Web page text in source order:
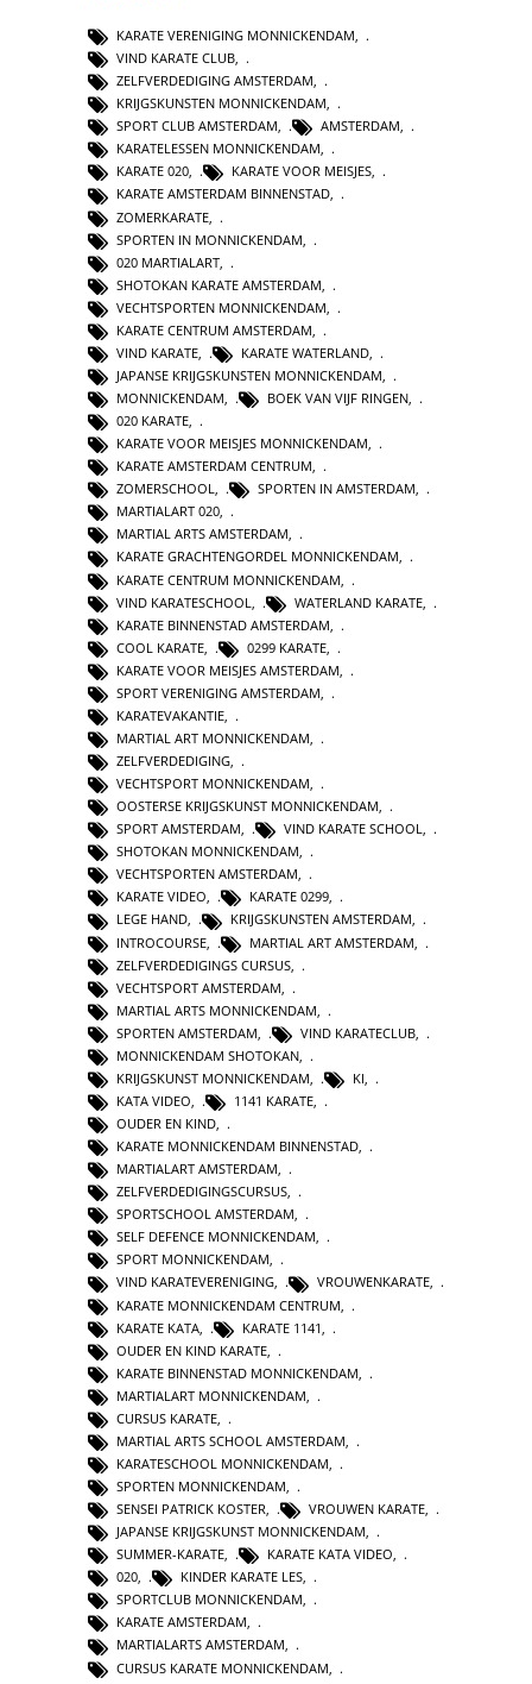
KARATE VERENIGING MONNICKENDAM,
VIND KARATE CLUB,
ZELFVERDEDIGING AMSTERDAM,
KRIJGSKUNSTEN MONNICKENDAM,
SPORT CLUB AMSTERDAM, AMSTERDAM,
KARATELESSEN MONNICKENDAM,
KARATE 020, KARATE VOOR MEISJES,
KARATE AMSTERDAM BINNENSTAD,
ZOMERKARATE
SPORTEN IN MONNICKENDAM
020 MARTIALART
SHOTOKAN KARATE AMSTERDAM
VECHTSPORTEN MONNICKENDAM
KARATE CENTRUM AMSTERDAM
VIND KARATE
KARATE WATERLAND
JAPANSE KRIJGSKUNSTEN MONNICKENDAM
MONNICKENDAM, BOEK VAN VIJF RINGEN,
020 KARATE,
KARATE VOOR MEISJES MONNICKENDAM,
KARATE AMSTERDAM CENTRUM,
ZOMERSCHOOL, SPORTEN IN AMSTERDAM,
MARTIALART 020,
MARTIAL ARTS AMSTERDAM,
KARATE GRACHTENGORDEL MONNICKENDAM,
KARATE CENTRUM MONNICKENDAM
VIND KARATESCHOOL
WATERLAND KARATE
KARATE BINNENSTAD AMSTERDAM
COOL KARATE
0299 KARATE
KARATE VOOR MEISJES AMSTERDAM
SPORT VERENIGING AMSTERDAM
KARATEVAKANTIE
MARTIAL ART MONNICKENDAM
ZELFVERDEDIGING,
VECHTSPORT MONNICKENDAM,
OOSTERSE KRIJGSKUNST MONNICKENDAM,
SPORT AMSTERDAM, VIND KARATE SCHOOL,
SHOTOKAN MONNICKENDAM,
VECHTSPORTEN AMSTERDAM,
KARATE VIDEO, KARATE 0299,
LEGE HAND, KRIJGSKUNSTEN AMSTERDAM,
INTROCOURSE
MARTIAL ART AMSTERDAM
ZELFVERDEDIGINGS CURSUS
VECHTSPORT AMSTERDAM
MARTIAL ARTS MONNICKENDAM
SPORTEN AMSTERDAM
VIND KARATECLUB
MONNICKENDAM SHOTOKAN
KRIJGSKUNST MONNICKENDAM
KI
KATA VIDEO
1141 KARATE
OUDER EN KIND,
KARATE MONNICKENDAM BINNENSTAD,
MARTIALART AMSTERDAM,
ZELFVERDEDIGINGSCURSUS,
SPORTSCHOOL AMSTERDAM,
SELF DEFENCE MONNICKENDAM,
SPORT MONNICKENDAM,
VIND KARATEVERENIGING, VROUWENKARATE,
KARATE MONNICKENDAM CENTRUM
KARATE KATA
KARATE 1141
OUDER EN KIND KARATE
KARATE BINNENSTAD MONNICKENDAM
MARTIALART MONNICKENDAM
CURSUS KARATE
MARTIAL ARTS SCHOOL AMSTERDAM
KARATESCHOOL MONNICKENDAM
SPORTEN MONNICKENDAM,
SENSEI PATRICK KOSTER, VROUWEN KARATE,
JAPANSE KRIJGSKUNST MONNICKENDAM,
SUMMER-KARATE, KARATE KATA VIDEO,
020, KINDER KARATE LES,
SPORTCLUB MONNICKENDAM,
KARATE AMSTERDAM,
MARTIALARTS AMSTERDAM,
CURSUS KARATE MONNICKENDAM